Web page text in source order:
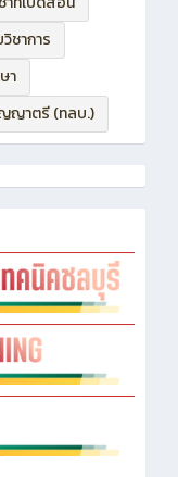
าที่เปิดสอน
ชาการ
า
ญาตรี (ทลบ.)